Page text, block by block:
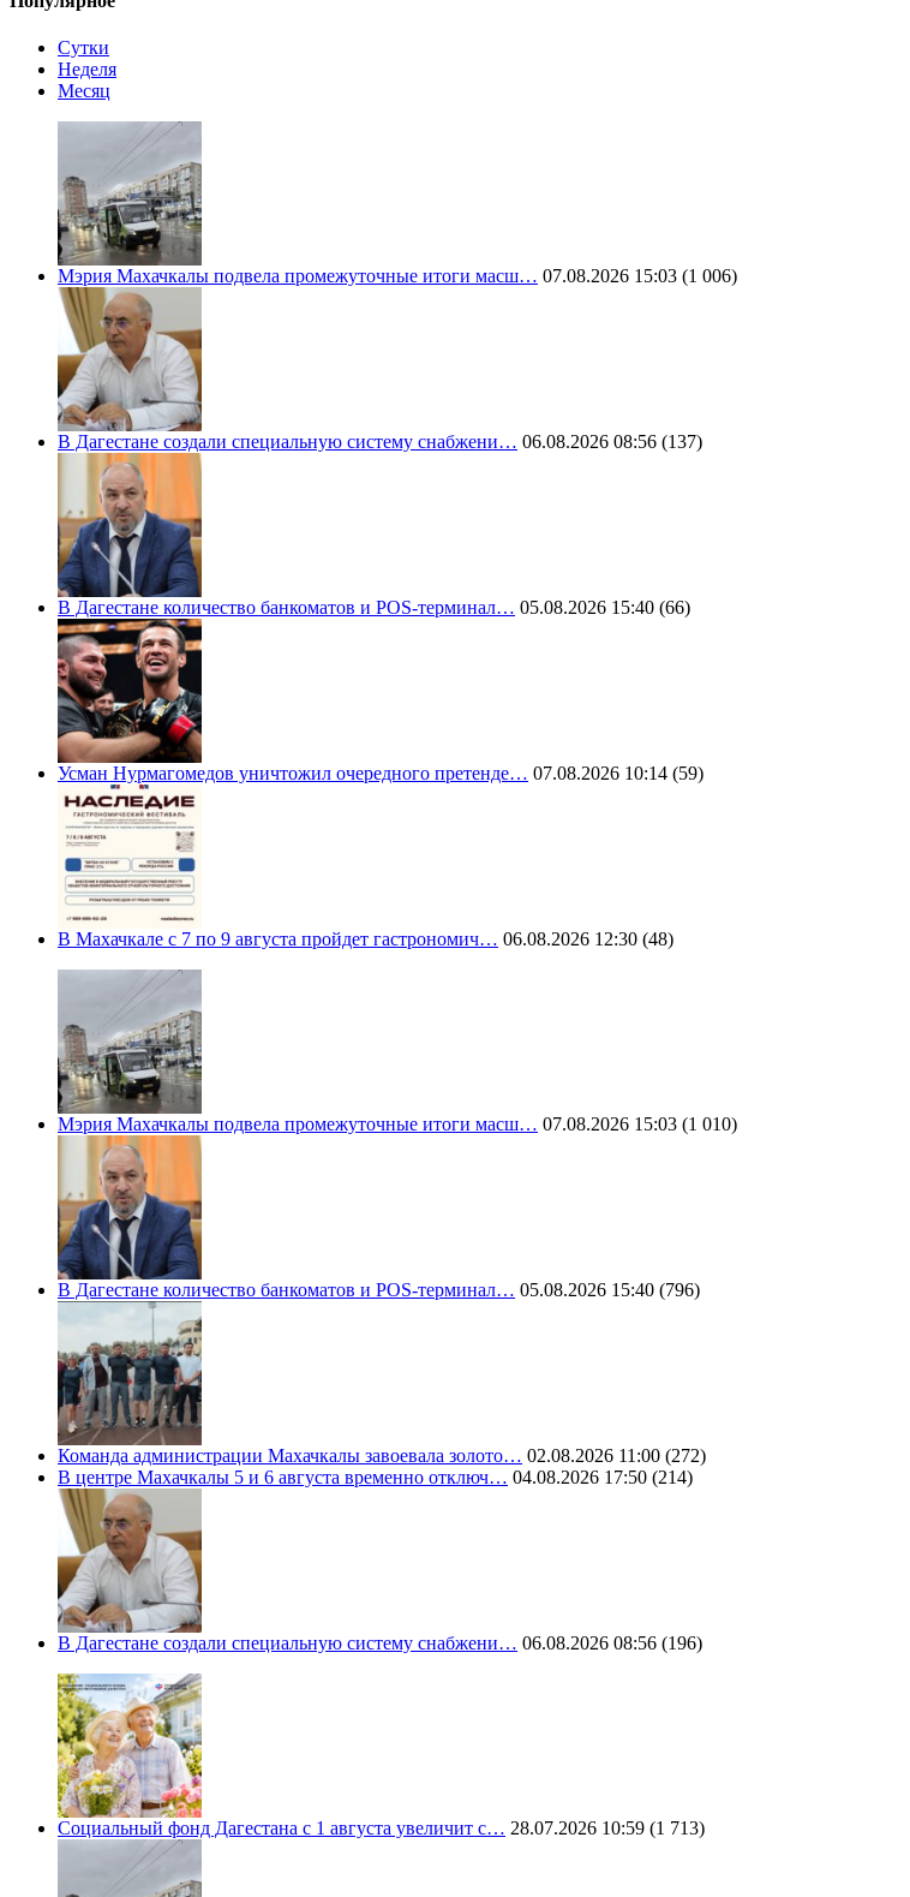
Сутки
Неделя
Месяц
Мэрия Махачкалы подвела промежуточные итоги масш… 07.08.2026 15:03 (1 006)
В Дагестане создали специальную систему снабжени… 06.08.2026 08:56 (137)
В Дагестане количество банкоматов и POS-терминал… 05.08.2026 15:40 (66)
Усман Нурмагомедов уничтожил очередного претенде… 07.08.2026 10:14 (59)
В Махачкале с 7 по 9 августа пройдет гастрономич… 06.08.2026 12:30 (48)
Мэрия Махачкалы подвела промежуточные итоги масш… 07.08.2026 15:03 (1 010)
В Дагестане количество банкоматов и POS-терминал… 05.08.2026 15:40 (796)
Команда администрации Махачкалы завоевала золото… 02.08.2026 11:00 (272)
В центре Махачкалы 5 и 6 августа временно отключ… 04.08.2026 17:50 (214)
В Дагестане создали специальную систему снабжени… 06.08.2026 08:56 (196)
Социальный фонд Дагестана с 1 августа увеличит с… 28.07.2026 10:59 (1 713)